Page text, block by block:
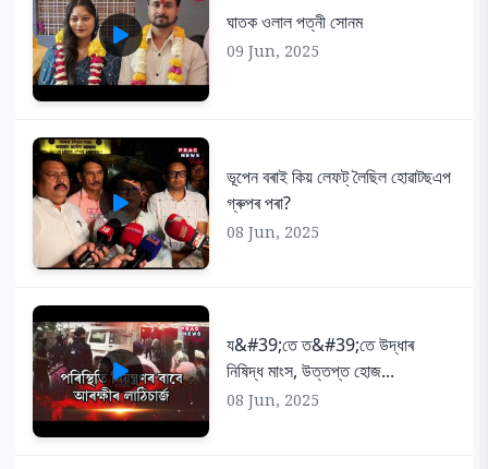
ঘাতক ওলাল পত্নী সোনম
09 Jun, 2025
ভূপেন বৰাই কিয় লেফট্ লৈছিল হোৱাটছএপ
গ্ৰুপৰ পৰা?
08 Jun, 2025
য&#39;তে ত&#39;তে উদ্ধাৰ
নিষিদ্ধ মাংস, উত্তপ্ত হোজ...
08 Jun, 2025